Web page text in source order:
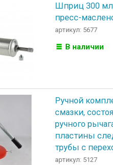
Шприц 300
пресс-
артикул: 5677
В наличии
Ручной
смазки,
ручного
пластины
трубы с
артикул: 5127